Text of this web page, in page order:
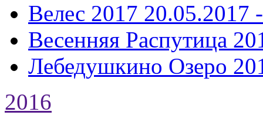
Велес 2017 20.05.2017
Весенняя Распутица
Лебедушкино Озеро
2016